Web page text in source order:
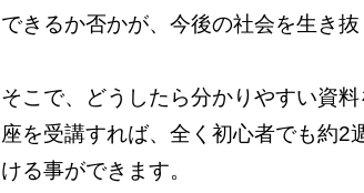
できるか否かが、今後の社会を生き
そこで、どうしたら分かりやすい資
座を受講すれば、全く初心者でも約2
ける事ができます。